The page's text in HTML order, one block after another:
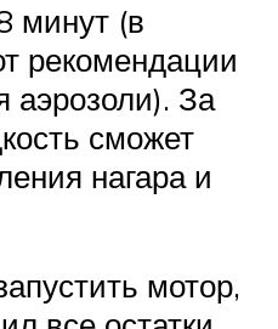
минут (в
рекомендации
аэрозоли). За
сможет
нагара и
мотор,